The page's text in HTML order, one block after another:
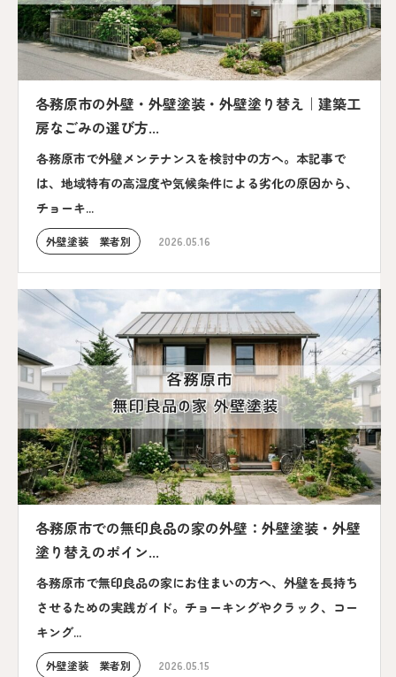
各務原市の外壁・外壁塗装・外壁塗り替え｜建築工
房なごみの選び方...
各務原市で外壁メンテナンスを検討中の方へ。本記事で
は、地域特有の高湿度や気候条件による劣化の原因から、
チョーキ...
外壁塗装 業者別 2026.05.16
各務原市での無印良品の家の外壁：外壁塗装・外壁
塗り替えのポイン...
各務原市で無印良品の家にお住まいの方へ、外壁を長持ち
させるための実践ガイド。チョーキングやクラック、コー
キング...
外壁塗装 業者別 2026.05.15